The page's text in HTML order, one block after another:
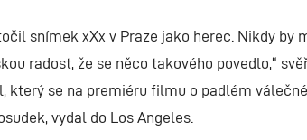
snímek xXx v Praze jako herec. Nikdy by
radost, že se něco takového povedlo,“
se na premiéru filmu o padlém
vydal do Los Angeles.